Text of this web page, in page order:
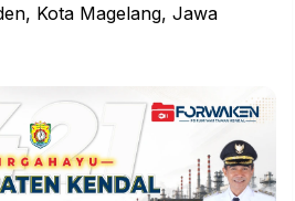
Kota Magelang, Jawa